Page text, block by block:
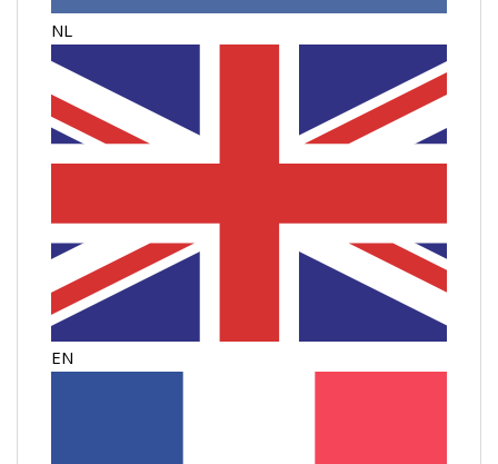
NL
EN